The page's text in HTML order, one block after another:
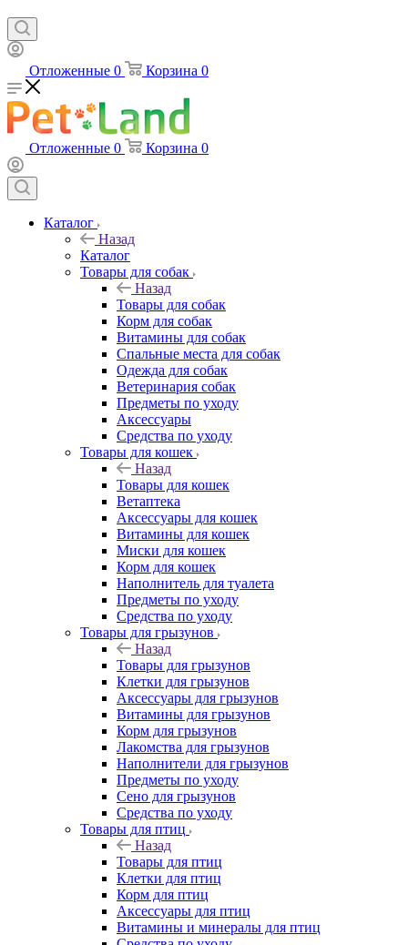
Отложенные 0 Корзина 0
Отложенные 0 Корзина 0
Каталог
Назад
Каталог
Товары для собак
Назад
Товары для собак
Корм для собак
Витамины для собак
Спальные места для собак
Одежда для собак
Ветеринария собак
Предметы по уходу
Аксессуары
Средства по уходу
Товары для кошек
Назад
Товары для кошек
Ветаптека
Аксессуары для кошек
Витамины для кошек
Миски для кошек
Корм для кошек
Наполнитель для туалета
Предметы по уходу
Средства по уходу
Товары для грызунов
Назад
Товары для грызунов
Клетки для грызунов
Аксессуары для грызунов
Витамины для грызунов
Корм для грызунов
Лакомства для грызунов
Наполнители для грызунов
Предметы по уходу
Сено для грызунов
Средства по уходу
Товары для птиц
Назад
Товары для птиц
Клетки для птиц
Корм для птиц
Аксессуары для птиц
Витамины и минералы для птиц